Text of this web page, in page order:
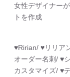
女性デザイナー
トを作成
♥︎Ririan/ ♥︎リリア
オーダー名刺/ ♥︎
カスタマイズ/ ♥︎